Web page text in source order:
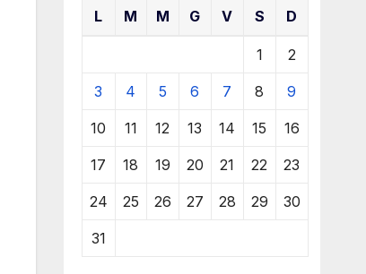
L M M G V S D
1 2
3 4 5 6 7 8 9
10 11 12 13 14 15 16
17 18 19 20 21 22 23
24 25 26 27 28 29 30
31